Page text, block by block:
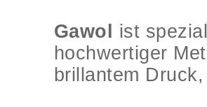
Gawol
ist
hochwertiger
brillantem